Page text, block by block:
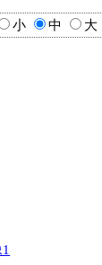
小 中 大